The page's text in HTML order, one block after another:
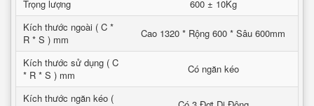
Trọng lượng
600 ± 10Kg
Kích thước ngoài ( C *
R * S ) mm
Cao 1320 * Rộng 600 * Sâu 600mm
Kích thước sử dụng ( C
* R * S ) mm
Có ngăn kéo
Kích thước ngăn kéo (